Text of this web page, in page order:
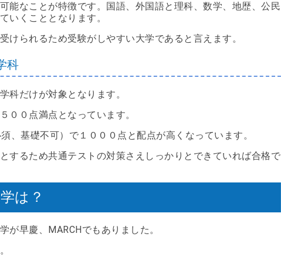
能なことが特徴です。国語、外国語と理科、数学、地歴、公民
いくこととなります。
けられるため受験がしやすい大学であると言えます。
科
科だけが対象となります。
００点満点となっています。
、基礎不可）で１０００点と配点が高くなっています。
するため共通テストの対策さえしっかりとできていれば合格で
は？
が早慶、MARCHでもありました。